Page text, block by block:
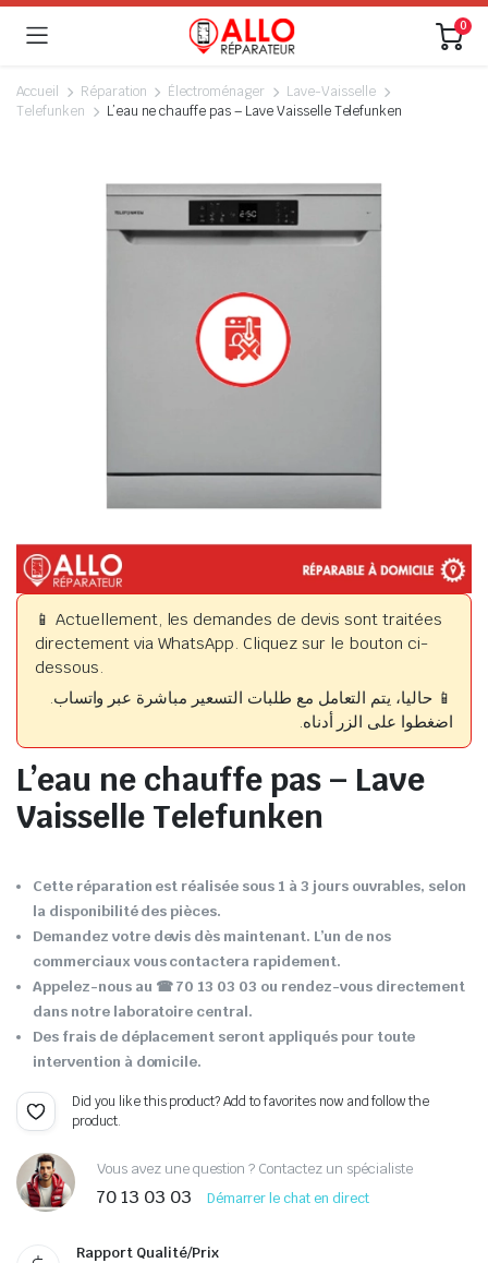
0
Accueil Réparation Électroménager
Lave-Vaisselle
Telefunken
L’eau ne chauffe pas – Lave Vaisselle Telefunken
📱 Actuellement, les demandes de devis sont traitées
directement via WhatsApp. Cliquez sur le bouton ci-
dessous.
📱 حاليا، يتم التعامل مع طلبات التسعير مباشرة عبر واتساب.
اضغطوا على الزر أدناه.
L’eau ne chauffe pas – Lave
Vaisselle Telefunken
Cette réparation est réalisée sous 1 à 3 jours ouvrables, selon
la disponibilité des pièces.
Demandez votre devis dès maintenant. L’un de nos
commerciaux vous contactera rapidement.
Appelez-nous au ☎ 70 13 03 03 ou rendez-vous directement
dans notre laboratoire central.
Des frais de déplacement seront appliqués pour toute
intervention à domicile.
Did you like this product? Add to favorites now and follow the
product.
Vous avez une question ? Contactez un spécialiste
70 13 03 03 Démarrer le chat en direct
Rapport Qualité/Prix